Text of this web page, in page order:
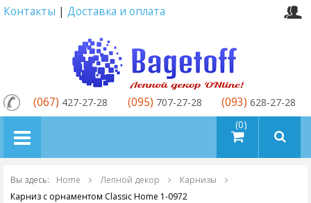
Контакты | Доставка и оплата
товаров (0)
(067) 427-27-28 (095) 707-27-28 (093) 628-27-28
Вы здесь: Home Лепной декор
Карнизы
Карниз с орнаментом Classic Home 1-0972